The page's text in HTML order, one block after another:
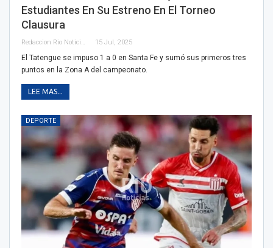
Estudiantes En Su Estreno En El Torneo
Clausura
Redaccion Rio Noticias 15 Jul, 2025
El Tatengue se impuso 1 a 0 en Santa Fe y sumó sus primeros tres
puntos en la Zona A del campeonato.
LEE MAS...
DEPORTE